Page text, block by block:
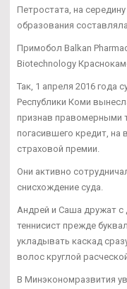
Петростата, на
образования
Примобол Balkan
Biotechnology
Так, 1 апреля 2016 года
Республики Коми
признав правомерными
погасившего кредит, на
страховой премии.
Они активно
снисхождение суда.
Андрей и Саша дружат с
теннисист прежде
укладывать каскад
волос круглой
В Минэкономразвития